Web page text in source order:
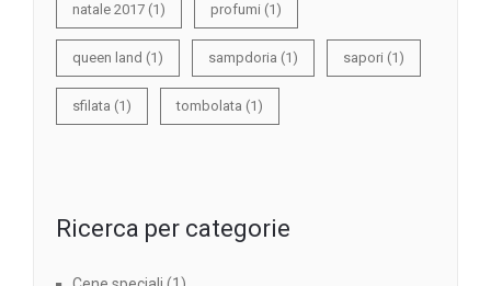
natale 2017 (1) profumi (1)
queen land (1) sampdoria (1) sapori (1)
sfilata (1) tombolata (1)
Ricerca per categorie